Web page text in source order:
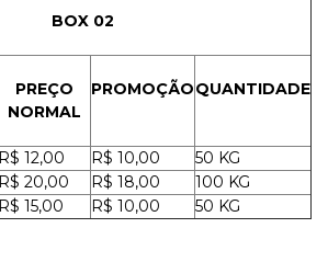
BOX 02
PREÇO
NORMAL
PROMOÇÃOQUANTIDADE
R$ 12,00 R$ 10,00
50 KG
R$ 20,00 R$ 18,00
100 KG
R$ 15,00 R$ 10,00 50 KG